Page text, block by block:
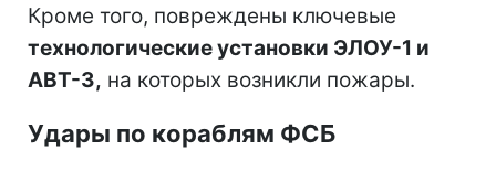
Кроме того, повреждены ключевые
технологические установки ЭЛОУ-1 и
АВТ-3, на которых возникли пожары.
Удары по кораблям ФСБ